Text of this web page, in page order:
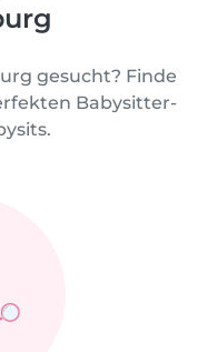
gesucht? Finde
Babysitter-